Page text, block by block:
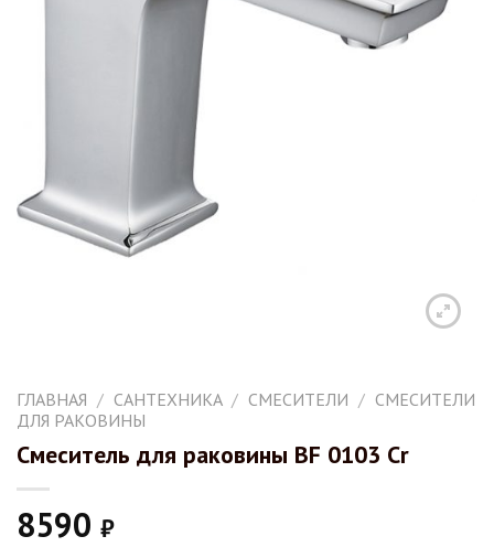
ГЛАВНАЯ / САНТЕХНИКА / СМЕСИТЕЛИ / СМЕСИТЕЛИ
ДЛЯ РАКОВИНЫ
Смеситель для раковины BF 0103 Cr
8590 ₽